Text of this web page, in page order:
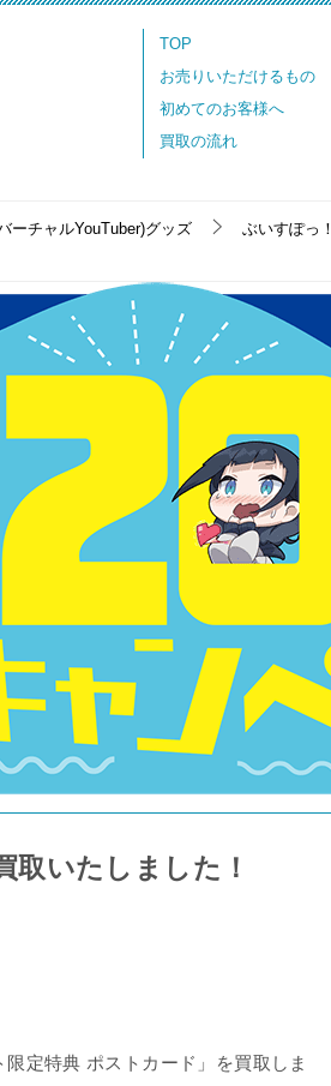
TOP
お売りいただけるもの
初めてのお客様へ
買取の流れ
ーチャルYouTuber)グッズ
ぶいすぽっ！
取いたしました！
定特典 ポストカード」を買取しま